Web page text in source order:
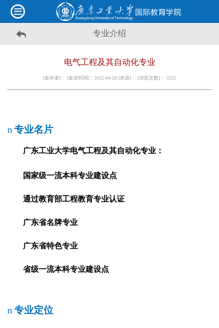
专业介绍
电气工程及其自动化专业
[发布者]： [发表时间]：2022-04-28 [来源]： [浏览次数]： 5232
n 专业名片
广东工业大学电气工程及其自动化专业：
国家级一流本科专业建设点
通过教育部工程教育专业认证
广东省名牌专业
广东省特色专业
省级一流本科专业建设点
n 专业定位